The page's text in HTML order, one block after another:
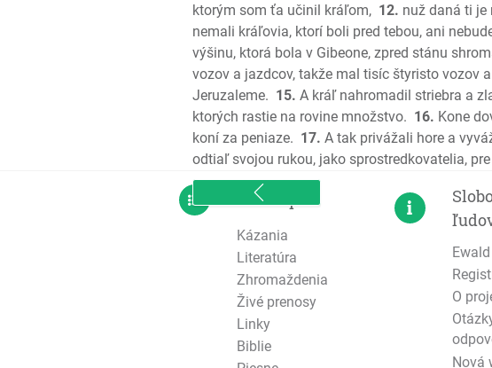
ktorým som ťa učinil kráľom, 12. nuž daná ti
nemali kráľovia, ktorí boli pred tebou, ani
výšinu, ktorá bola v Gibeone, zpred stánu
vozov a jazdcov, takže mal tisíc štyristo vozov
Jeruzaleme. 15. A kráľ nahromadil striebra a
ktorých rastie na rovine množstvo. 16. Kone
koní za peniaze. 17. A tak privážali hore a
odtiaľ svojou rukou, jako sprostredkovatelia,
sitemap
Kázania
Literatúra
Zhromaždenia
Živé prenosy
Linky
Biblie
O
Nová